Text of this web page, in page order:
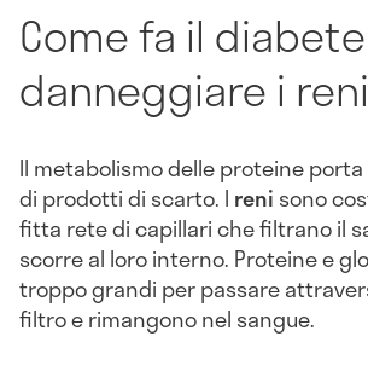
Come fa il
danneggiare i
Il metabolismo delle proteine
di prodotti di scarto. I reni sono
fitta rete di capillari che filtrano il
scorre al loro interno. Proteine e
troppo grandi per passare
filtro e rimangono nel sangue.